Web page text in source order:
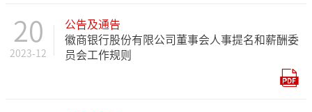
20
2023-12
公告及通告
徽商银行股份有限公司董事会人事提名和薪酬委
员会工作规则